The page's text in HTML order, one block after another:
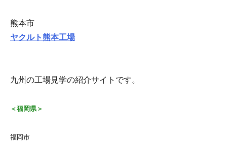
熊本市
ヤクルト熊本工場
九州の工場見学の紹介サイトです。
＜福岡県＞
福岡市